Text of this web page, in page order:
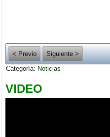
< Previo
Siguiente >
Categoría: Noticias
VIDEO